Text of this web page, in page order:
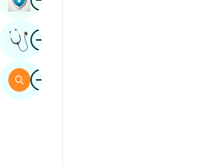
WêneRaya Pisporê Bistînin
WêneGerr